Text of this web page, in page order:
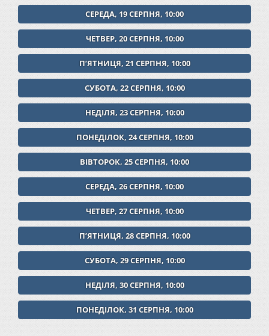
СЕРЕДА, 19 СЕРПНЯ, 10:00
ЧЕТВЕР, 20 СЕРПНЯ, 10:00
ПʼЯТНИЦЯ, 21 СЕРПНЯ, 10:00
СУБОТА, 22 СЕРПНЯ, 10:00
НЕДІЛЯ, 23 СЕРПНЯ, 10:00
ПОНЕДІЛОК, 24 СЕРПНЯ, 10:00
ВІВТОРОК, 25 СЕРПНЯ, 10:00
СЕРЕДА, 26 СЕРПНЯ, 10:00
ЧЕТВЕР, 27 СЕРПНЯ, 10:00
ПʼЯТНИЦЯ, 28 СЕРПНЯ, 10:00
СУБОТА, 29 СЕРПНЯ, 10:00
НЕДІЛЯ, 30 СЕРПНЯ, 10:00
ПОНЕДІЛОК, 31 СЕРПНЯ, 10:00